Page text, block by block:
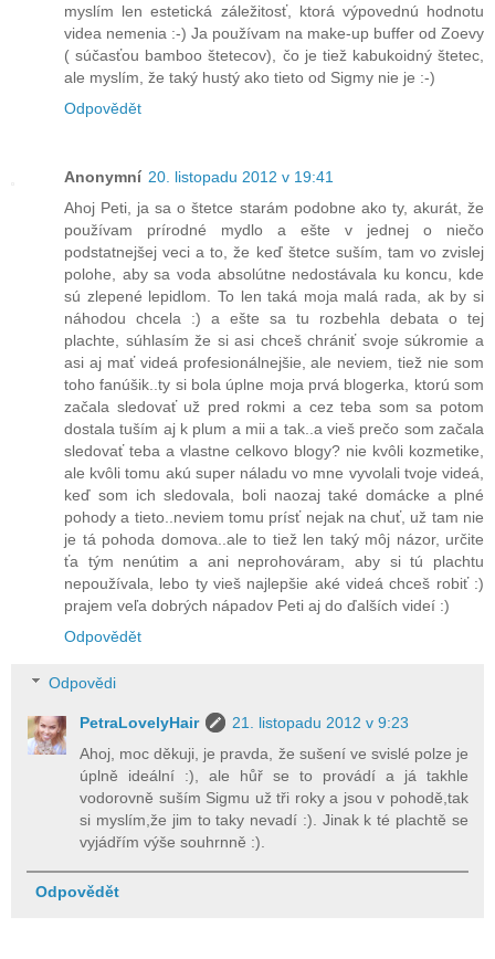
myslím len estetická záležitosť, ktorá výpovednú hodnotu
videa nemenia :-) Ja používam na make-up buffer od Zoevy
( súčasťou bamboo štetecov), čo je tiež kabukoidný štetec,
ale myslím, že taký hustý ako tieto od Sigmy nie je :-)
Odpovědět
Anonymní 20. listopadu 2012 v 19:41
Ahoj Peti, ja sa o štetce starám podobne ako ty, akurát, že
používam prírodné mydlo a ešte v jednej o niečo
podstatnejšej veci a to, že keď štetce suším, tam vo zvislej
polohe, aby sa voda absolútne nedostávala ku koncu, kde
sú zlepené lepidlom. To len taká moja malá rada, ak by si
náhodou chcela :) a ešte sa tu rozbehla debata o tej
plachte, súhlasím že si asi chceš chrániť svoje súkromie a
asi aj mať videá profesionálnejšie, ale neviem, tiež nie som
toho fanúšik..ty si bola úplne moja prvá blogerka, ktorú som
začala sledovať už pred rokmi a cez teba som sa potom
dostala tuším aj k plum a mii a tak..a vieš prečo som začala
sledovať teba a vlastne celkovo blogy? nie kvôli kozmetike,
ale kvôli tomu akú super náladu vo mne vyvolali tvoje videá,
keď som ich sledovala, boli naozaj také domácke a plné
pohody a tieto..neviem tomu prísť nejak na chuť, už tam nie
je tá pohoda domova..ale to tiež len taký môj názor, určite
ťa tým nenútim a ani neprohováram, aby si tú plachtu
nepoužívala, lebo ty vieš najlepšie aké videá chceš robiť :)
prajem veľa dobrých nápadov Peti aj do ďalších videí :)
Odpovědět
Odpovědi
PetraLovelyHair
21. listopadu 2012 v 9:23
Ahoj, moc děkuji, je pravda, že sušení ve svislé polze je
úplně ideální :), ale hůř se to provádí a já takhle
vodorovně suším Sigmu už tři roky a jsou v pohodě,tak
si myslím,že jim to taky nevadí :). Jinak k té plachtě se
vyjádřím výše souhrnně :).
Odpovědět